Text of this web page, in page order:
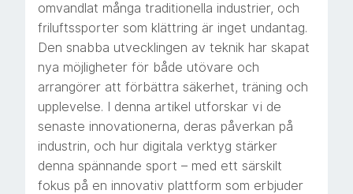
omvandlat många traditionella industrier, och
friluftssporter som klättring är inget undantag.
Den snabba utvecklingen av teknik har skapat
nya möjligheter för både utövare och
arrangörer att förbättra säkerhet, träning och
upplevelse. I denna artikel utforskar vi de
senaste innovationerna, deras påverkan på
industrin, och hur digitala verktyg stärker
denna spännande sport – med ett särskilt
fokus på en innovativ plattform som erbjuder